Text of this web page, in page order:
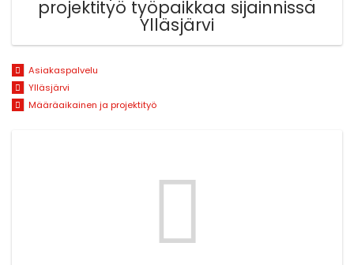
projektityö työpaikkaa sijainnissa
Ylläsjärvi
Asiakaspalvelu
Ylläsjärvi
Määräaikainen ja projektityö